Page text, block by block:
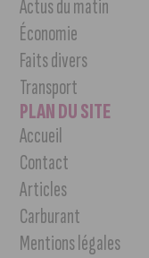
Actus du matin
Économie
Faits divers
Transport
PLAN DU SITE
Accueil
Contact
Articles
Carburant
Mentions légales